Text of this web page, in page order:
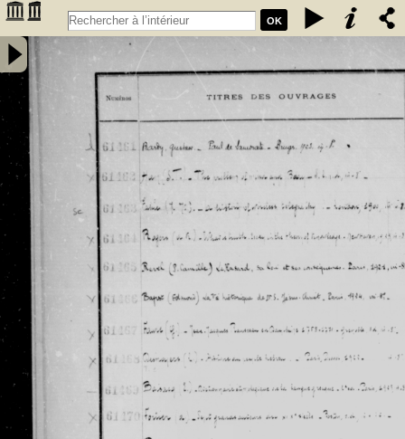
OK
Inventaire des fonds patrimoniaux lettres et sciences des
bibliothèques universitaires de Bordeaux. Registre 42. Numéros
d'inventaire de FR 61461 à FR 62480 - Université de Bordeaux
(1441-1970)